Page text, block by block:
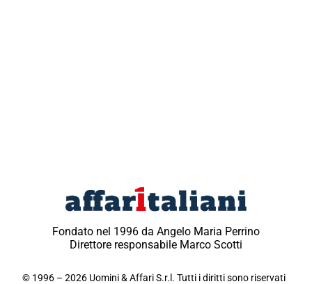
Fondato nel 1996 da Angelo Maria Perrino
Direttore responsabile Marco Scotti
© 1996 – 2026 Uomini & Affari S.r.l. Tutti i diritti sono riservati